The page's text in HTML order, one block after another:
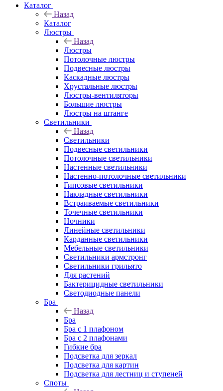
Каталог
Назад
Каталог
Люстры
Назад
Люстры
Потолочные люстры
Подвесные люстры
Каскадные люстры
Хрустальные люстры
Люстры-вентиляторы
Большие люстры
Люстры на штанге
Светильники
Назад
Светильники
Подвесные светильники
Потолочные светильники
Настенные светильники
Настенно-потолочные светильники
Гипсовые светильники
Накладные светильники
Встраиваемые светильники
Точечные светильники
Ночники
Линейные светильники
Карданные светильники
Мебельные светильники
Светильники армстронг
Светильники грильято
Для растений
Бактерицидные светильники
Светодиодные панели
Бра
Назад
Бра
Бра с 1 плафоном
Бра с 2 плафонами
Гибкие бра
Подсветка для зеркал
Подсветка для картин
Подсветка для лестниц и ступеней
Споты